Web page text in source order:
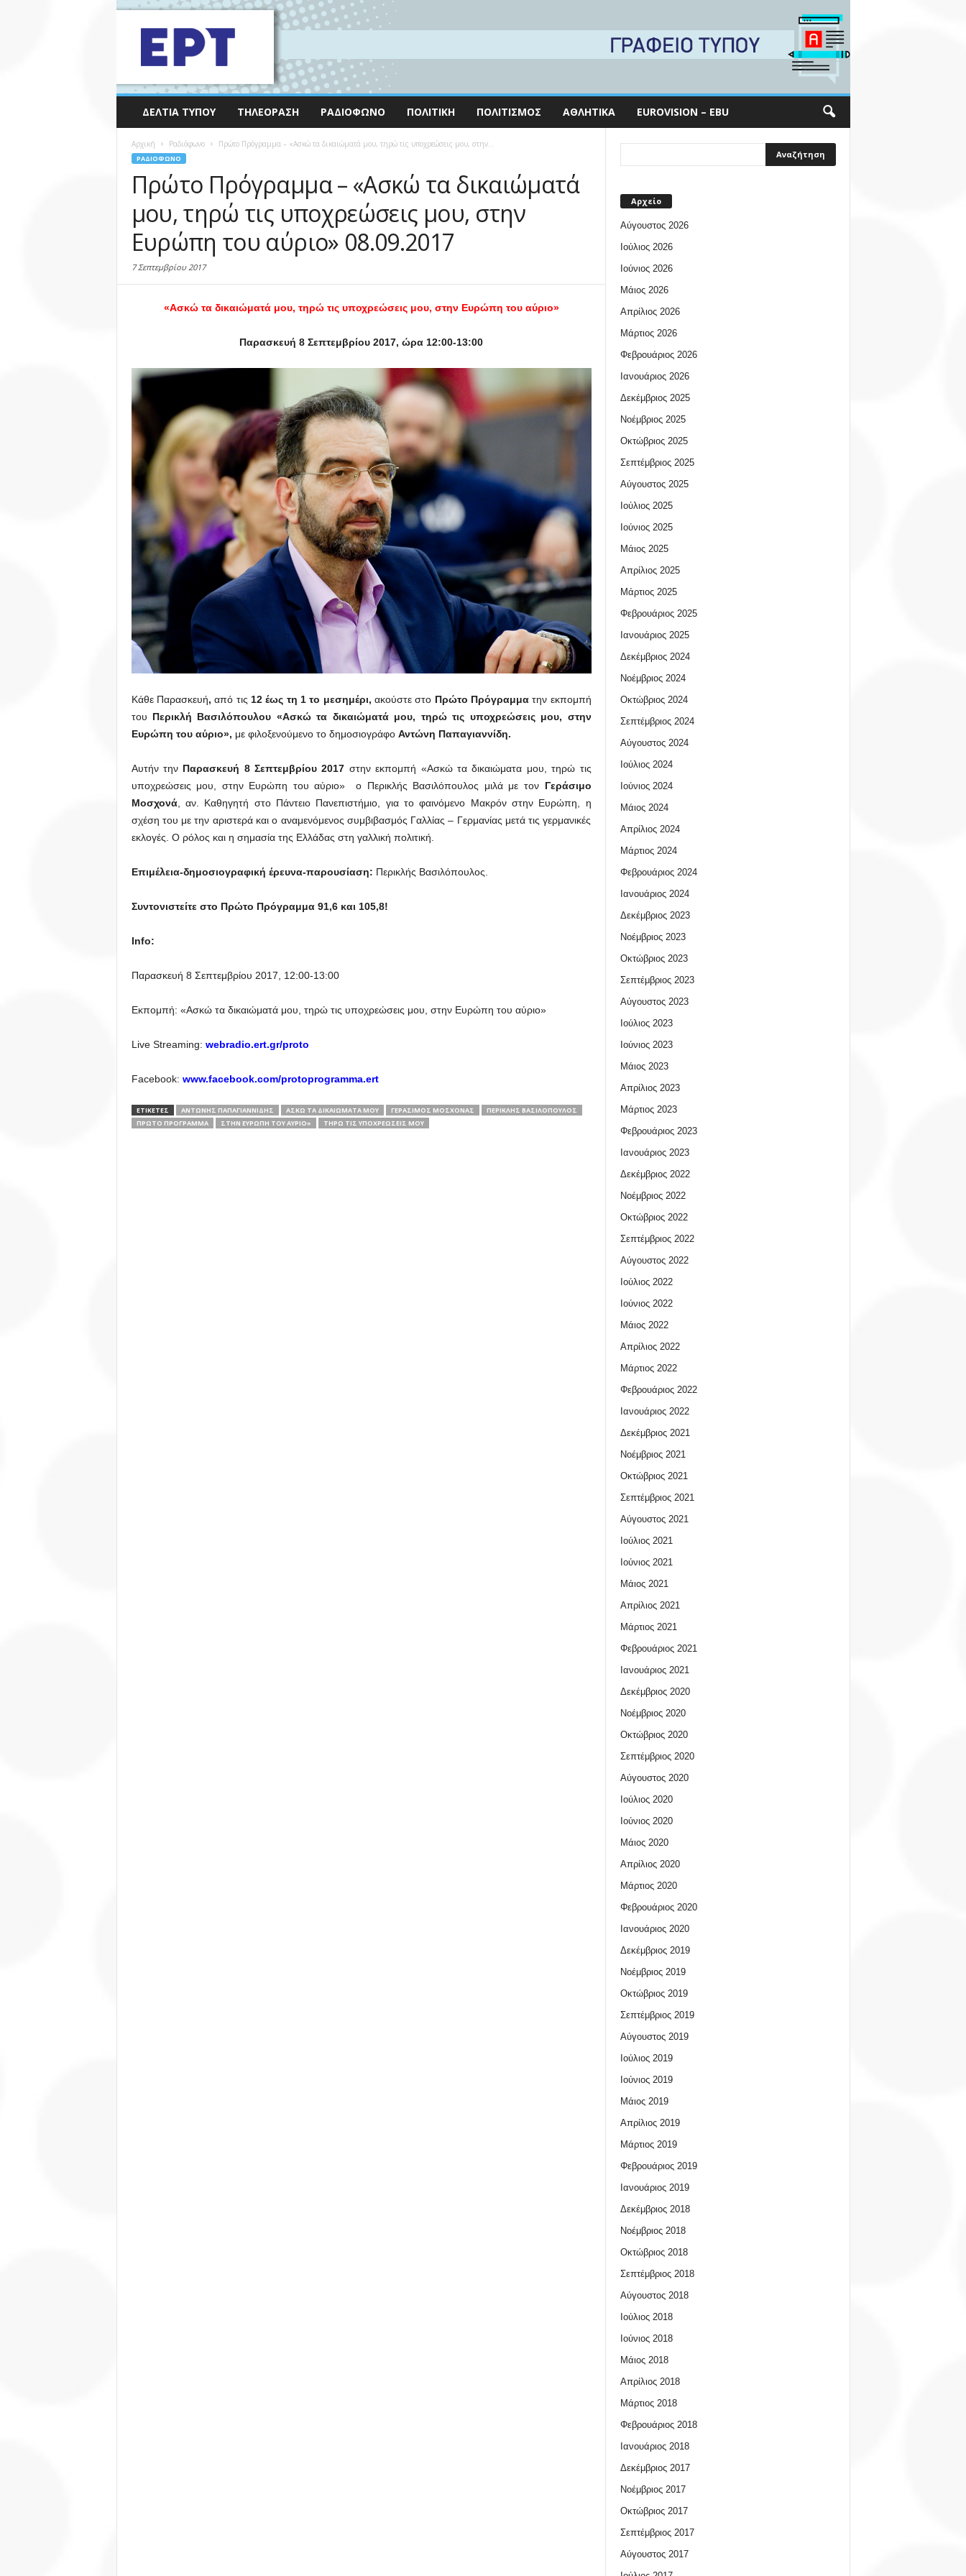
ΔΕΛΤΊΑ ΤΎΠΟΥ ΤΗΛΕΌΡΑΣΗ ΡΑΔΙΌΦΩΝΟ ΠΟΛΙΤΙΚΉ ΠΟΛΙΤΙΣΜΌΣ ΑΘΛΗΤΙΚΆ EUROVISION – EBU
Αρχική Ραδιόφωνο Πρώτο Πρόγραμμα – «Ασκώ τα δικαιώματά μου, τηρώ τις υποχρεώσεις μου, στην...
ΡΑΔΙΌΦΩΝΟ
Πρώτο Πρόγραμμα – «Ασκώ τα δικαιώματά
μου, τηρώ τις υποχρεώσεις μου, στην
Ευρώπη του αύριο» 08.09.2017
7 Σεπτεμβρίου 2017
«Ασκώ τα δικαιώματά μου, τηρώ τις υποχρεώσεις μου, στην Ευρώπη του αύριο»
Παρασκευή 8 Σεπτεμβρίου 2017, ώρα 12:00-13:00
Κάθε Παρασκευή,από τις 12 έως τη 1 το μεσημέρι, ακούστε στο Πρώτο Πρόγραμματην εκπομπή
του Περικλή Βασιλόπουλου «Ασκώ τα δικαιώματά μου, τηρώ τις υποχρεώσεις μου, στην
Ευρώπη του αύριο», με φιλοξενούμενο το δημοσιογράφο Αντώνη Παπαγιαννίδη.
Αυτήν την Παρασκευή 8 Σεπτεμβρίου 2017 στην εκπομπή «Ασκώ τα δικαιώματα μου, τηρώ τις
υποχρεώσεις μου, στην Ευρώπη του αύριο» ο Περικλής Βασιλόπουλος μιλά με τον Γεράσιμο
Μοσχονά, αν. Καθηγητή στο Πάντειο Πανεπιστήμιο, για το φαινόμενο Μακρόν στην Ευρώπη, η
σχέση του με την αριστερά και ο αναμενόμενος συμβιβασμός Γαλλίας – Γερμανίας μετά τις γερμανικές
εκλογές. Ο ρόλος και η σημασία της Ελλάδας στη γαλλική πολιτική.
Επιμέλεια-δημοσιογραφική έρευνα-παρουσίαση: Περικλής Βασιλόπουλος.
Συντονιστείτε στο Πρώτο Πρόγραμμα 91,6 και 105,8!
Info:
Παρασκευή 8 Σεπτεμβρίου 2017, 12:00-13:00
Εκπομπή: «Ασκώ τα δικαιώματά μου, τηρώ τις υποχρεώσεις μου, στην Ευρώπη του αύριο»
Live Streaming: webradio.ert.gr/proto
Facebook: www.facebook.com/protoprogramma.ert
ΕΤΙΚΕΤΕΣ ΑΝΤΏΝΗΣ ΠΑΠΑΓΙΑΝΝΊΔΗΣ ΑΣΚΏ ΤΑ ΔΙΚΑΙΏΜΑΤΑ ΜΟΥ ΓΕΡΆΣΙΜΟΣ ΜΟΣΧΟΝΆΣ
ΠΕΡΙΚΛΉΣ ΒΑΣΙΛΌΠΟΥΛΟΣ
ΠΡΩΤΟ ΠΡΟΓΡΑΜΜΑ
ΣΤΗΝ ΕΥΡΏΠΗ ΤΟΥ ΑΎΡΙΟ» ΤΗΡΏ ΤΙΣ ΥΠΟΧΡΕΏΣΕΙΣ ΜΟΥ
Αρχείο
Αύγουστος 2026
Ιούλιος 2026
Ιούνιος 2026
Μάιος 2026
Απρίλιος 2026
Μάρτιος 2026
Φεβρουάριος 2026
Ιανουάριος 2026
Δεκέμβριος 2025
Νοέμβριος 2025
Οκτώβριος 2025
Σεπτέμβριος 2025
Αύγουστος 2025
Ιούλιος 2025
Ιούνιος 2025
Μάιος 2025
Απρίλιος 2025
Μάρτιος 2025
Φεβρουάριος 2025
Ιανουάριος 2025
Δεκέμβριος 2024
Νοέμβριος 2024
Οκτώβριος 2024
Σεπτέμβριος 2024
Αύγουστος 2024
Ιούλιος 2024
Ιούνιος 2024
Μάιος 2024
Απρίλιος 2024
Μάρτιος 2024
Φεβρουάριος 2024
Ιανουάριος 2024
Δεκέμβριος 2023
Νοέμβριος 2023
Οκτώβριος 2023
Σεπτέμβριος 2023
Αύγουστος 2023
Ιούλιος 2023
Ιούνιος 2023
Μάιος 2023
Απρίλιος 2023
Μάρτιος 2023
Φεβρουάριος 2023
Ιανουάριος 2023
Δεκέμβριος 2022
Νοέμβριος 2022
Οκτώβριος 2022
Σεπτέμβριος 2022
Αύγουστος 2022
Ιούλιος 2022
Ιούνιος 2022
Μάιος 2022
Απρίλιος 2022
Μάρτιος 2022
Φεβρουάριος 2022
Ιανουάριος 2022
Δεκέμβριος 2021
Νοέμβριος 2021
Οκτώβριος 2021
Σεπτέμβριος 2021
Αύγουστος 2021
Ιούλιος 2021
Ιούνιος 2021
Μάιος 2021
Απρίλιος 2021
Μάρτιος 2021
Φεβρουάριος 2021
Ιανουάριος 2021
Δεκέμβριος 2020
Νοέμβριος 2020
Οκτώβριος 2020
Σεπτέμβριος 2020
Αύγουστος 2020
Ιούλιος 2020
Ιούνιος 2020
Μάιος 2020
Απρίλιος 2020
Μάρτιος 2020
Φεβρουάριος 2020
Ιανουάριος 2020
Δεκέμβριος 2019
Νοέμβριος 2019
Οκτώβριος 2019
Σεπτέμβριος 2019
Αύγουστος 2019
Ιούλιος 2019
Ιούνιος 2019
Μάιος 2019
Απρίλιος 2019
Μάρτιος 2019
Φεβρουάριος 2019
Ιανουάριος 2019
Δεκέμβριος 2018
Νοέμβριος 2018
Οκτώβριος 2018
Σεπτέμβριος 2018
Αύγουστος 2018
Ιούλιος 2018
Ιούνιος 2018
Μάιος 2018
Απρίλιος 2018
Μάρτιος 2018
Φεβρουάριος 2018
Ιανουάριος 2018
Δεκέμβριος 2017
Νοέμβριος 2017
Οκτώβριος 2017
Σεπτέμβριος 2017
Αύγουστος 2017